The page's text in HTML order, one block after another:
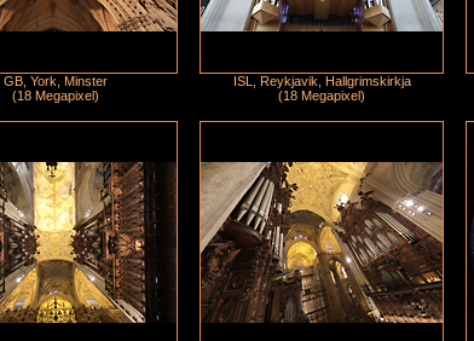
GB, York, Minster
(18 Megapixel)
ISL, Reykjavik, Hallgrimskirkja
(18 Megapixel)